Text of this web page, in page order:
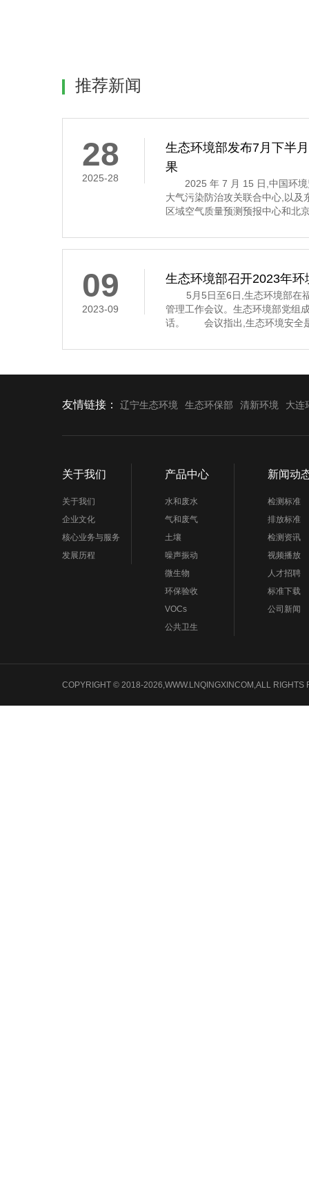
推荐新闻
28
2025-28
生态环境部发布7月下半
果
2025 年 7 月 15 日,中国环境
大气污染防治攻关联合中心,以及
区域空气质量预测预报中心和北
示,7 月下半月全国大部分地区空
其中,京津冀及
09
2023-09
生态环境部召开2023年
5月5日至6日,生态环境部在福
管理工作会议。生态环境部党组
话。 会议指出,生态环境安全
安全,多次作出重要指示批示,为
近年来,全国环
友情链接： 辽宁生态环境 生态环保部 清新环境 大连
关于我们
关于我们
企业文化
核心业务与服务
发展历程
产品中心
水和废水
气和废气
土壤
噪声振动
微生物
环保验收
VOCs
公共卫生
新闻动
检测标准
排放标准
检测资讯
视频播放
人才招聘
标准下载
公司新闻
COPYRIGHT © 2018-2026,WWW.LNQINGXINCOM,ALL